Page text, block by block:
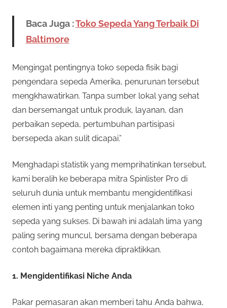
Baca Juga :Toko Sepeda Yang Terbaik Di
Baltimore
Mengingat pentingnya toko sepeda fisik bagi
pengendara sepeda Amerika, penurunan tersebut
mengkhawatirkan. Tanpa sumber lokal yang sehat
dan bersemangat untuk produk, layanan, dan
perbaikan sepeda, pertumbuhan partisipasi
bersepeda akan sulit dicapai.”
Menghadapi statistik yang memprihatinkan tersebut,
kami beralih ke beberapa mitra Spinlister Pro di
seluruh dunia untuk membantu mengidentifikasi
elemen inti yang penting untuk menjalankan toko
sepeda yang sukses. Di bawah ini adalah lima yang
paling sering muncul, bersama dengan beberapa
contoh bagaimana mereka dipraktikkan.
1. Mengidentifikasi Niche Anda
Pakar pemasaran akan memberi tahu Anda bahwa,